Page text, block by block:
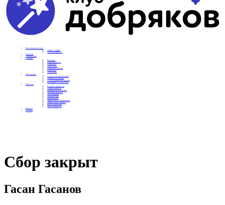
Вам нужна помощь
Подать заявку
Частые вопросы
Новости
Подопечные
О фонде
Команда
Наши ценности
Партнеры
СМИ о нас
Реквизиты фонда
Контакты
Отделения
Как помочь
Сделать пожертвование
Подписка на добро
Стать волонтером фонда
Вечеринки со смыслом
Проекты
Коробка храбрости
Уроки Доброты
Юридическая помощь
Мамины радости
Автодобряки
Добрый торт
Добропробег
Няни особого назначения
Акция «Букет добра»
Фактор времени
Цветы доброты
Бизнесу
Отчеты
Сбор закрыт
Гасан Гасанов